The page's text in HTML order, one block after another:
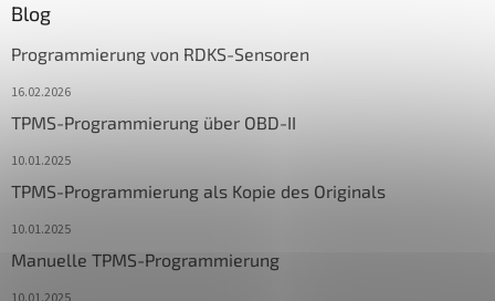
Blog
Programmierung von RDKS-Sensoren
16.02.2026
TPMS-Programmierung über OBD-II
10.01.2025
TPMS-Programmierung als Kopie des Originals
10.01.2025
Manuelle TPMS-Programmierung